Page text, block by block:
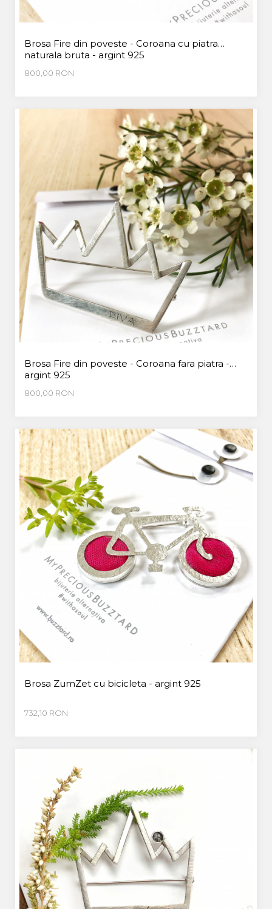
Brosa Fire din poveste - Coroana cu piatra
naturala bruta - argint 925
800,00 RON
Brosa Fire din poveste - Coroana fara piatra -
argint 925
800,00 RON
Brosa ZumZet cu bicicleta - argint 925
732,10 RON